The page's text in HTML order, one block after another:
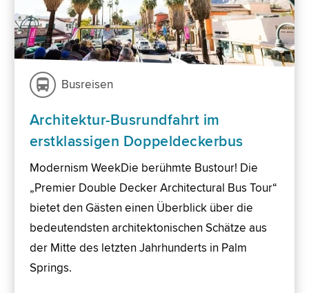
Busreisen
Architektur-Busrundfahrt im
erstklassigen Doppeldeckerbus
Modernism WeekDie berühmte Bustour! Die
„Premier Double Decker Architectural Bus Tour“
bietet den Gästen einen Überblick über die
bedeutendsten architektonischen Schätze aus
der Mitte des letzten Jahrhunderts in Palm
Springs.